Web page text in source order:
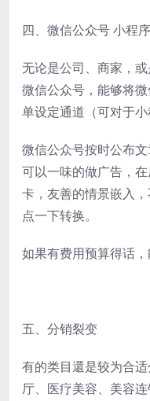
四、微信公众号 小程序
无论是公司、商家，
微信公众号，能够将
单设定通道（可对于小
微信公众号按时公布
可以一味的做广告，
卡，友善的情景嵌入
点一下转换。
如果有费用预算得话，
五、分销裂变
有的类目還是较为合
厅、医疗美容、美容